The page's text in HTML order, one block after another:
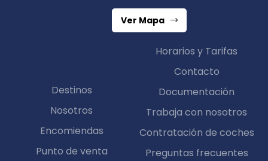
Ver Mapa
Destinos
Nosotros
Encomiendas
Punto de venta
Horarios y Tarifas
Contacto
Documentación
Trabaja con nosotros
Contratación de coches
Preguntas frecuentes